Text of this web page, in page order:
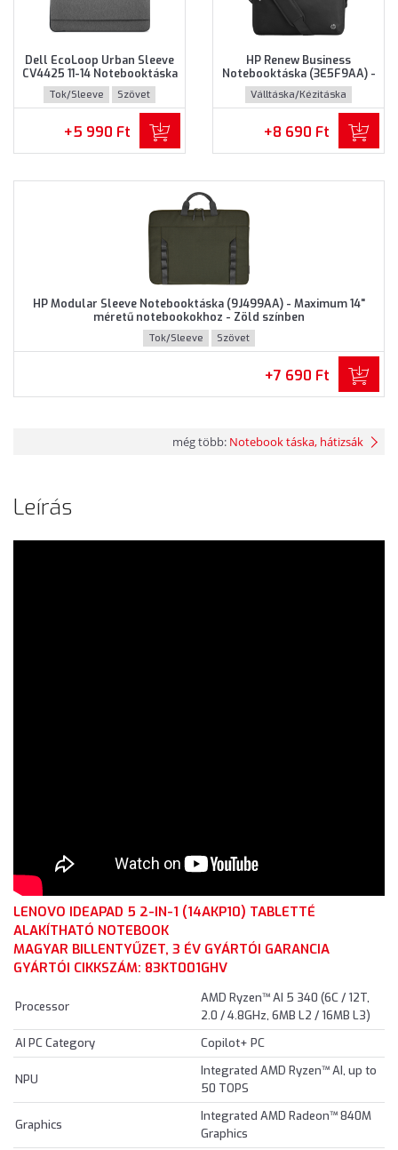
Dell EcoLoop Urban Sleeve
CV4425 11-14 Notebooktáska
(460-BDWQ) - Maximum 14"
méretű notebookokhoz,
Szürke színben
Tok/Sleeve Szövet
+5 990 Ft
HP Renew Business
Notebooktáska (3E5F9AA) -
Maximum 14.0" méretű
notebookokhoz - Fekete
színben
Válltáska/Kézitáska
Újrahasznosított műanyag
+8 690 Ft
HP Modular Sleeve Notebooktáska (9J499AA) - Maximum 14"
méretű notebookokhoz - Zöld színben
Tok/Sleeve Szövet
+7 690 Ft
még több: Notebook táska, hátizsák
Leírás
LENOVO IDEAPAD 5 2-IN-1 (14AKP10) TABLETTÉ
ALAKÍTHATÓ NOTEBOOK
MAGYAR BILLENTYŰZET, 3 ÉV GYÁRTÓI GARANCIA
GYÁRTÓI CIKKSZÁM: 83KT001GHV
Processor
AMD Ryzen™ AI 5 340 (6C / 12T,
2.0 / 4.8GHz, 6MB L2 / 16MB L3)
AI PC Category
Copilot+ PC
NPU
Integrated AMD Ryzen™ AI, up to
50 TOPS
Graphics
Integrated AMD Radeon™ 840M
Graphics